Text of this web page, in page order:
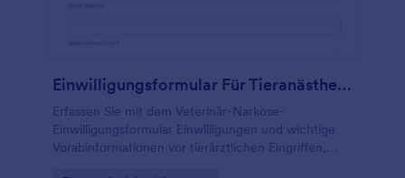
Einwilligungsformular Für Tieranästhesie
Erfassen Sie mit dem Veterinär-Narkose-
Einwilligungsformular Einwilligungen und wichtige
Vorabinformationen vor tierärztlichen Eingriffen,